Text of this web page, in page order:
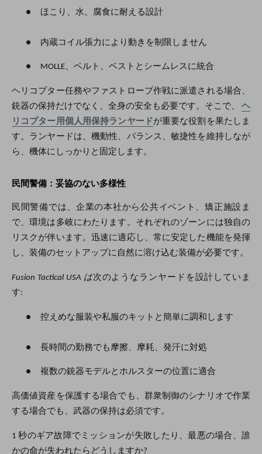
● ほこり、水、腐食に耐える設計
● 内蔵コイル張力により動きを制限しません
● MOLLE、ベルト、ベストとシームレスに統合
ヘリコプター任務やファストロープ作戦に派遣される場合、
銃器の保持だけでなく、全身の安全も必要です。そこで、 ヘ
リコプター用個人用保持ランヤードが重要な役割を果たしま
す。ランヤードは、機動性、バランス、敏捷性を維持しなが
ら、機体にしっかりと固定します。
民間警備：妥協のない多様性
民間警備では、企業の本社から公共イベント、矯正施設ま
で、環境は多岐にわたります。それぞれのゾーンには独自の
リスクが伴います。迅速に適応し、常に安定した機能を発揮
し、装備のセットアップに自然に溶け込む装備が必要です。
Fusion Tactical USA は次のようなランヤードを設計していま
す:
● 控えめな服装や私服のキットと簡単に調和します
● 長時間の勤務でも摩擦、摩耗、発汗に対処
● 複数の銃器モデルとホルスターの位置に適合
高価値資産を保護する場合でも、群衆制御のシナリオで作業
する場合でも、武器の保持は必須です。
1 秒のギア故障でミッションが失敗したり、最悪の場合、誰
かの命が失われたらどうしますか?